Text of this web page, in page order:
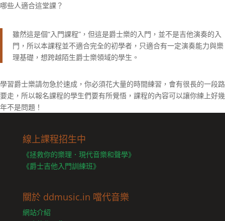
哪些人適合這堂課？
雖然這是個“入門課程”，但這是爵士樂的入門，並不是吉他演奏的入
門，所以本課程並不適合完全的初學者，只適合有一定演奏能力與樂
理基礎，想跨越陌生爵士樂領域的學生。
學習爵士樂請勿急於速成，你必須花大量的時間練習，會有很長的一段路
要走，所以報名課程的學生們要有所覺悟，課程的內容可以讓你練上好幾
年不是問題！
線上課程招生中
《拯救你的樂理．現代音樂和聲學》
《爵士吉他入門訓練班》
關於 ddmusic.in 噹代音樂
網站介紹